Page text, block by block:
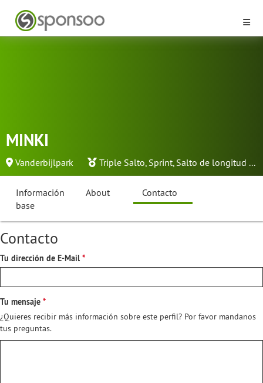
MINKI
Vanderbijlpark Triple Salto, Sprint, Salto de longitud ...
Información
base
About Contacto
Contacto
Tu dirección de E-Mail
Tu mensaje
¿Quieres recibir más información sobre este perfil? Por favor mandanos
tus preguntas.